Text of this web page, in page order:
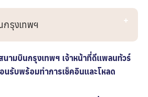
กรุงเทพฯ
ามบินกรุงเทพฯ เจ้าหน้าที่ดีเเพลนทัวร์
นรับพร้อมทำการเช็คอินและโหลด